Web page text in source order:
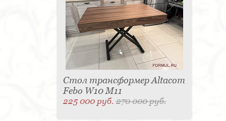
Стол трансформер Altacom
Febo W10 M11
225 000 руб.270 000 руб.